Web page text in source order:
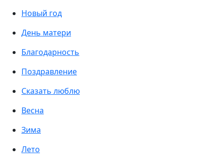
Новый год
День матери
Благодарность
Поздравление
Сказать люблю
Весна
Зима
Лето